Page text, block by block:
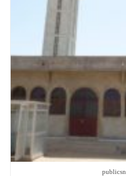
publicsn